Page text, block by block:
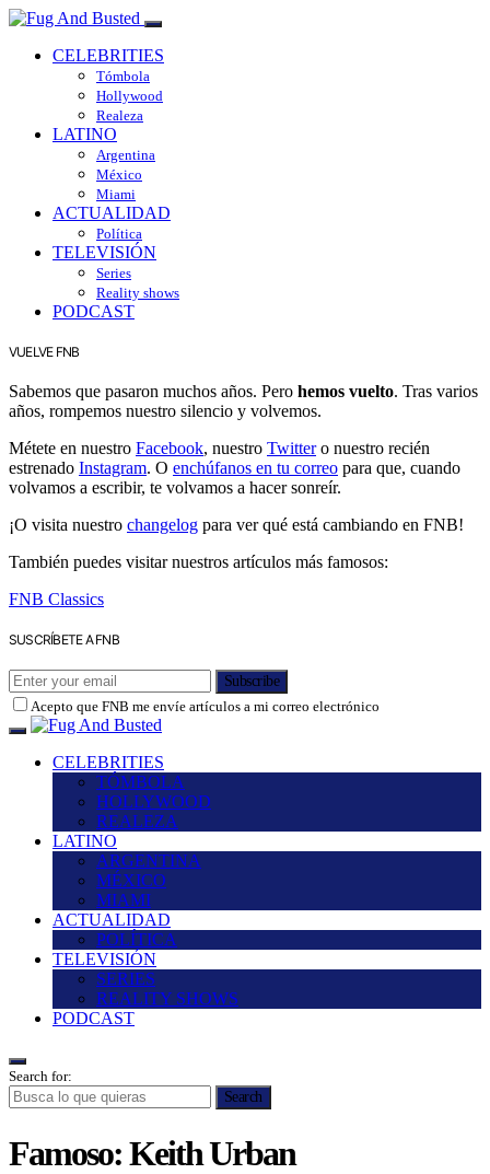
CELEBRITIES
Tómbola
Hollywood
Realeza
LATINO
Argentina
México
Miami
ACTUALIDAD
Política
TELEVISIÓN
Series
Reality shows
PODCAST
VUELVE FNB
Sabemos que pasaron muchos años. Pero hemos vuelto. Tras varios
años, rompemos nuestro silencio y volvemos.
Métete en nuestro Facebook, nuestro Twittero nuestro recién
estrenado Instagram. O enchúfanos en tu correo para que, cuando
volvamos a escribir, te volvamos a hacer sonreír.
¡O visita nuestro changelog para ver qué está cambiando en FNB!
También puedes visitar nuestros artículos más famosos:
FNB Classics
SUSCRÍBETE A FNB
Subscribe
Acepto que FNB me envíe artículos a mi correo electrónico
CELEBRITIES
TÓMBOLA
HOLLYWOOD
REALEZA
LATINO
ARGENTINA
MÉXICO
MIAMI
ACTUALIDAD
POLÍTICA
TELEVISIÓN
SERIES
REALITY SHOWS
PODCAST
Search for:
Search
Famoso:Keith Urban